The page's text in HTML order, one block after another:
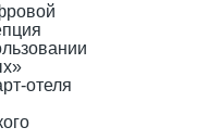
отеля